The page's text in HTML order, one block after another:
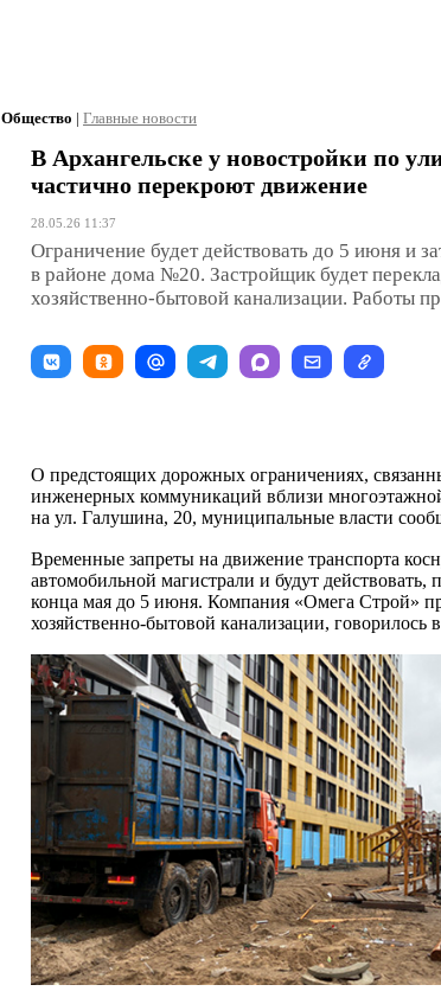
Общество | Главные новости
В Архангельске у новостройки по
частично перекроют движение
28.05.26 11:37
Ограничение будет действовать до 5 июня и
в районе дома №20. Застройщик будет
хозяйственно-бытовой канализации. Работы
О предстоящих дорожных ограничениях,
инженерных коммуникаций вблизи
на ул. Галушина, 20, муниципальные власти
Временные запреты на движение транспорта
автомобильной магистрали и будут действовать,
конца мая до 5 июня. Компания «Омега Строй»
хозяйственно-бытовой канализации, говорилось